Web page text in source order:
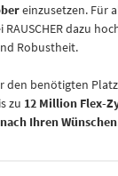
einzusetzen. Für
dazu
Robustheit.
den benötigten
zu 12 Million Flex-
Ihren Wünschen